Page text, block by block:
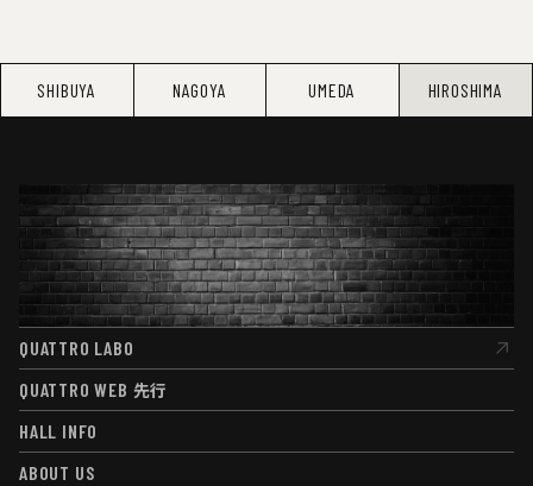
SHIBUYA NAGOYA UMEDA HIROSHIMA
QUATTRO LABO
QUATTRO LABO
QUATTRO WEB 先行
QUATTRO WEB先行
HALL INFO
HALL INFO
ABOUT US